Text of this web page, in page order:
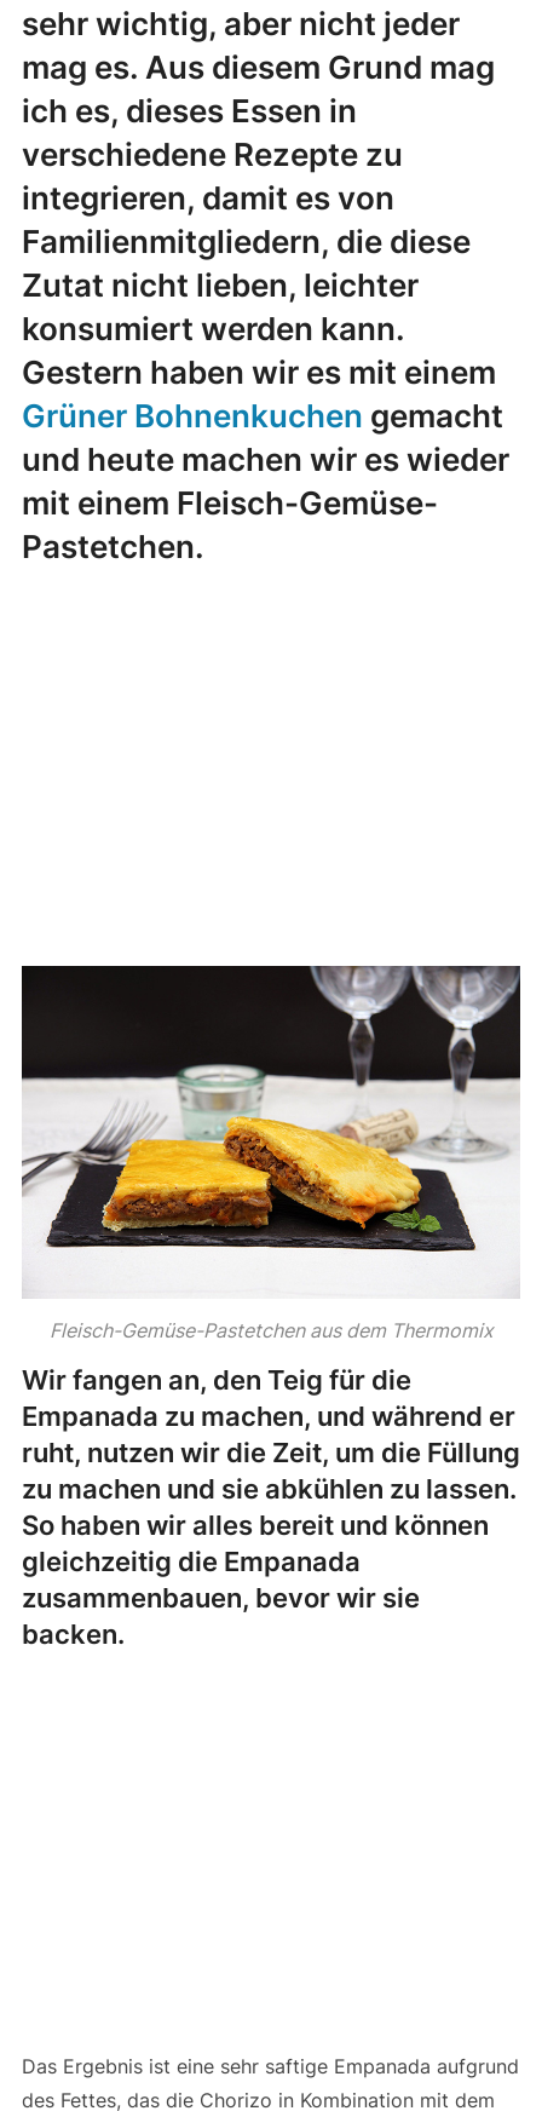
sehr wichtig, aber nicht jeder
mag es. Aus diesem Grund mag
ich es, dieses Essen in
verschiedene Rezepte zu
integrieren, damit es von
Familienmitgliedern, die diese
Zutat nicht lieben, leichter
konsumiert werden kann.
Gestern haben wir es mit einem
Grüner Bohnenkuchen gemacht
und heute machen wir es wieder
mit einem Fleisch-Gemüse-
Pastetchen.
Fleisch-Gemüse-Pastetchen aus dem Thermomix
Wir fangen an, den Teig für die
Empanada zu machen, und während er
ruht, nutzen wir die Zeit, um die Füllung
zu machen und sie abkühlen zu lassen.
So haben wir alles bereit und können
gleichzeitig die Empanada
zusammenbauen, bevor wir sie
backen.
Das Ergebnis ist eine sehr saftige Empanada aufgrund
des Fettes, das die Chorizo ​​in Kombination mit dem